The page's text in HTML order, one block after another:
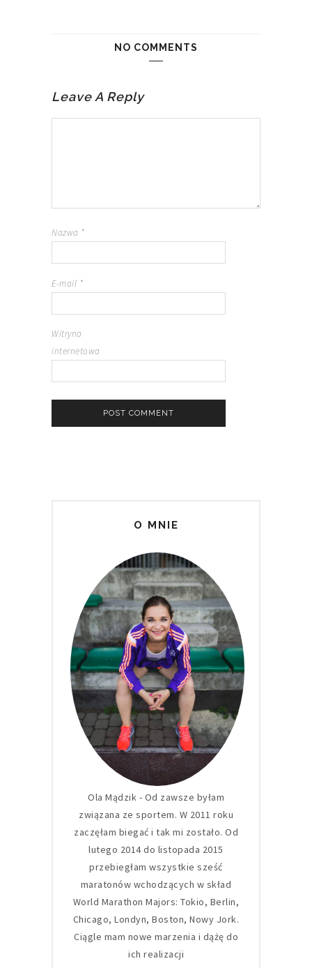
NO COMMENTS
Leave A Reply
Nazwa *
E-mail *
Witryna
internetowa
O MNIE
Ola Mądzik - Od zawsze byłam
związana ze sportem. W 2011 roku
zaczęłam biegać i tak mi zostało. Od
lutego 2014 do listopada 2015
przebiegłam wszystkie sześć
maratonów wchodzących w skład
World Marathon Majors: Tokio, Berlin,
Chicago, Londyn, Boston, Nowy Jork.
Ciągle mam nowe marzenia i dążę do
ich realizacji